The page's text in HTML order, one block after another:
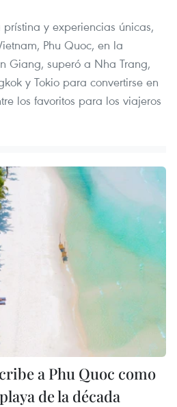
y experiencias únicas,
Phu Quoc, en la
Giang, superó a Nha Trang,
y Tokio para convertirse en
los favoritos para los viajeros
a Phu Quoc como
de la década